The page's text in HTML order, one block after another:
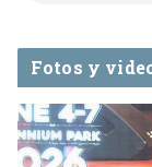
Fotos y